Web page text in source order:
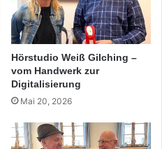
Hörstudio Weiß Gilching –
vom Handwerk zur
Digitalisierung
Mai 20, 2026